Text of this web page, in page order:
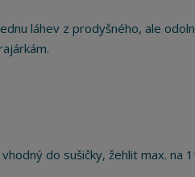
láhev z prodyšného, ale
do sušičky, žehlit max. na